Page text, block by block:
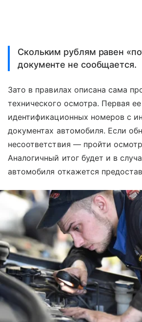
Скольким рублям равен
документе не сообщается.
Зато в правилах описана сама
технического осмотра. Первая
идентификационных номеров с
документах автомобиля. Если
несоответствия — пройти
Аналогичный итог будет и в
автомобиля откажется